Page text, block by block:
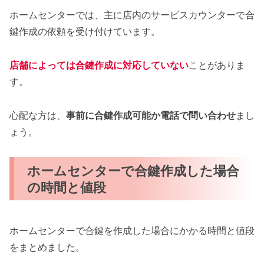
ホームセンターでは、主に店内のサービスカウンターで合
鍵作成の依頼を受け付けています。
店舗によっては合鍵作成に対応していないことがありま
す。
心配な方は、 事前に合鍵作成可能か電話で問い合わせまし
ょう。
ホームセンターで合鍵作成した場合
の時間と値段
ホームセンターで合鍵を作成した場合にかかる時間と値段
をまとめました。